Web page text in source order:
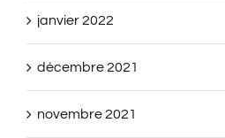
janvier 2022
décembre 2021
novembre 2021